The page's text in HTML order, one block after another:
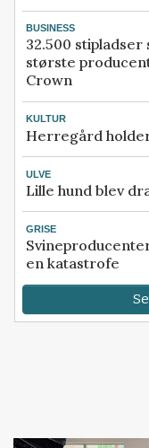
BUSINESS
32.500
største
Crown
KULTUR
Herregård
ULVE
Lille hund blev
GRISE
en katastrofe